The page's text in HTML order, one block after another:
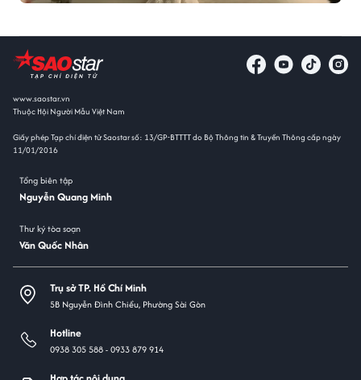
www.saostar.vn
Thuộc Hội Người Mẫu Việt Nam
Giấy phép Tạp chí điện tử Saostar số: 13/GP-BTTTT do Bộ Thông tin & Truyền Thông cấp ngày
11/01/2016
Tổng biên tập
Nguyễn Quang Minh
Thư ký tòa soạn
Văn Quốc Nhân
Trụ sở TP. Hồ Chí Minh
5B Nguyễn Đình Chiểu, Phường Sài Gòn
Hotline
0938 305 588 -0933 879 914